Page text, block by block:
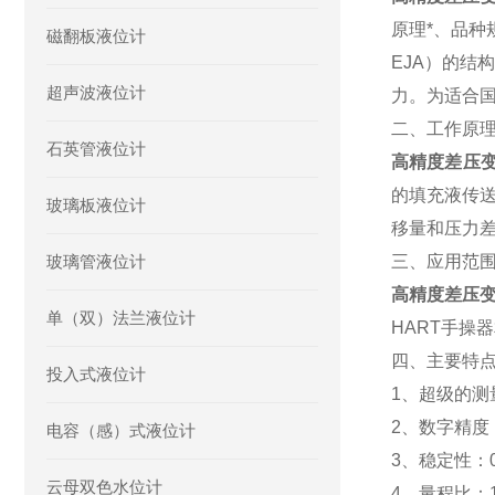
磁翻板液位计
超声波液位计
石英管液位计
玻璃板液位计
玻璃管液位计
单（双）法兰液位计
投入式液位计
电容（感）式液位计
云母双色水位计
原理*、品种
EJA）的结
力。为适合
二、工作原
高精度差压
的填充液传
移量和压力
三、应用范
高精度差压
HART手操
四、主要特
1、超级的
2、数字精度
3、稳定性